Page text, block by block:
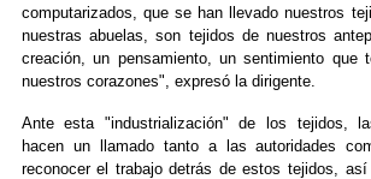
computarizados, que se han llevado nuestros
nuestras abuelas, son tejidos de nuestros
creación, un pensamiento, un sentimiento que
nuestros corazones", expresó la dirigente.
Ante esta "industrialización" de los tejidos,
hacen un llamado tanto a las autoridades
reconocer el trabajo detrás de estos tejidos,